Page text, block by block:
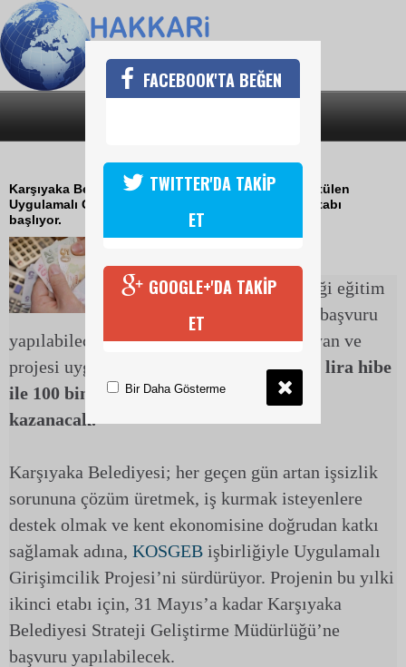
İŞ KURMAK İSTEYENLERE MÜJDE
Karşıyaka Belediyesi ve KOSGEB ortaklığıyla yürütülen
Uygulamalı Girişimcilik Projesi’nin bu yılın ikinci etabı
başlıyor.
30 kişinin katılabileceği eğitim
için 31 Mayıs’a kadar başvuru
yapılabilecek. Eğitimi başarıyla tamamlayan ve
projesi uygun bulunan katılımcılar,50 bin lira hibe
ile 100 bin lira faizsiz kredi almaya hak
kazanacak.
Karşıyaka Belediyesi; her geçen gün artan işsizlik
sorununa çözüm üretmek, iş kurmak isteyenlere
destek olmak ve kent ekonomisine doğrudan katkı
sağlamak adına, KOSGEB işbirliğiyle Uygulamalı
Girişimcilik Projesi’ni sürdürüyor. Projenin bu yılki
ikinci etabı için, 31 Mayıs’a kadar Karşıyaka
Belediyesi Strateji Geliştirme Müdürlüğü’ne
başvuru yapılabilecek.
FACEBOOK'TA BEĞEN
TWITTER'DA TAKİP
ET
GOOGLE+'DA TAKİP
ET
Bir Daha Gösterme